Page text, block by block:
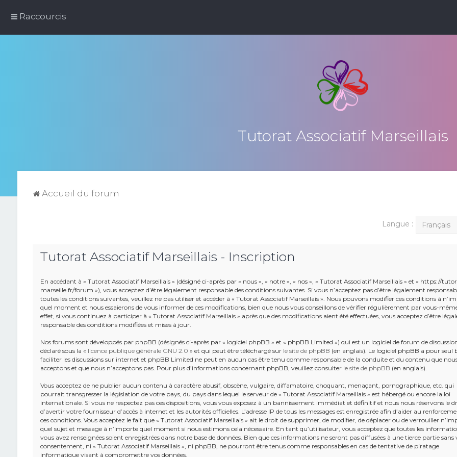
Raccourcis
Tutorat Associatif Marseillais
Accueil du forum
Langue :
Tutorat Associatif Marseillais - Inscription
En accédant à « Tutorat Associatif Marseillais » (désigné ci-après par « nous », « notre », « nos », « Tutorat Associatif Marseillais » et « https://
marseille.fr/forum »), vous acceptez d’être légalement responsable des conditions suivantes. Si vous n’acceptez pas d’être légalement
toutes les conditions suivantes, veuillez ne pas utiliser et accéder à « Tutorat Associatif Marseillais ». Nous pouvons modifier ces conditions à
quel moment et nous essaierons de vous informer de ces modifications, bien que nous vous conseillons de vérifier régulièrement par vous-
effet, si vous continuez à participer à « Tutorat Associatif Marseillais » après que des modifications aient été effectuées, vous acceptez d’être
responsable des conditions modifiées et mises à jour.
Nos forums sont développés par phpBB (désignés ci-après par « logiciel phpBB » et « phpBB Limited ») qui est un logiciel de forum de
déclaré sous la « licence publique générale GNU 2.0 » et qui peut être téléchargé sur le site de phpBB (en anglais). Le logiciel phpBB a pour seul
faciliter les discussions sur internet et phpBB Limited ne peut en aucun cas être tenu comme responsable de la conduite et du contenu que
acceptons et que nous n’acceptons pas. Pour plus d’informations concernant phpBB, veuillez consulter le site de phpBB (en anglais).
Vous acceptez de ne publier aucun contenu à caractère abusif, obscène, vulgaire, diffamatoire, choquant, menaçant, pornographique, etc. qui
pourrait transgresser la législation de votre pays, du pays dans lequel le serveur de « Tutorat Associatif Marseillais » est hébergé ou encore la loi
internationale. Si vous ne respectez pas ces dispositions, vous vous exposez à un bannissement immédiat et définitif et nous nous réservons le
d’avertir votre fournisseur d’accès à internet et les autorités officielles. L’adresse IP de tous les messages est enregistrée afin d’aider au
ces conditions. Vous acceptez le fait que « Tutorat Associatif Marseillais » ait le droit de supprimer, de modifier, de déplacer ou de verrouiller
quel sujet et message à n’importe quel moment si nous estimons cela nécessaire. En tant qu’utilisateur, vous acceptez que toutes les
vous avez renseignées soient enregistrées dans notre base de données. Bien que ces informations ne seront pas diffusées à une tierce partie sans
consentement, ni « Tutorat Associatif Marseillais », ni phpBB, ne pourront être tenus comme responsables en cas de tentative de piratage
informatique visant à compromettre vos données.